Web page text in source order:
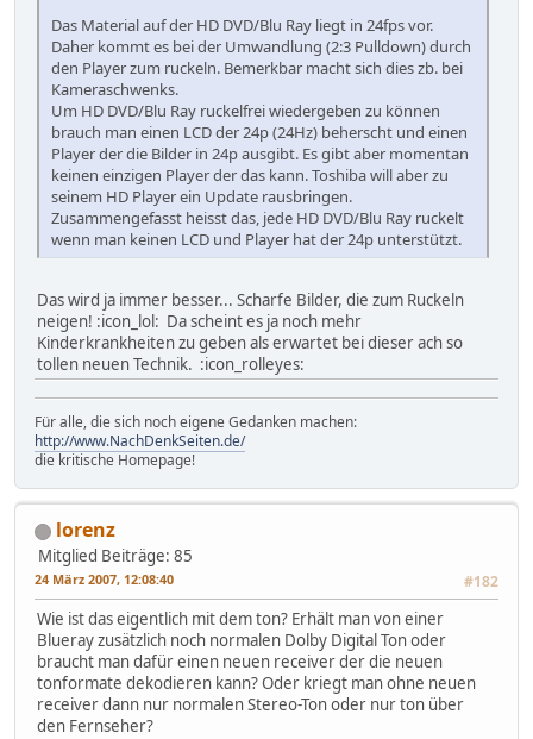
Das Material auf der HD DVD/Blu Ray liegt in 24fps vor.
Daher kommt es bei der Umwandlung (2:3 Pulldown) durch
den Player zum ruckeln. Bemerkbar macht sich dies zb. bei
Kameraschwenks.
Um HD DVD/Blu Ray ruckelfrei wiedergeben zu können
brauch man einen LCD der 24p (24Hz) beherscht und einen
Player der die Bilder in 24p ausgibt. Es gibt aber momentan
keinen einzigen Player der das kann. Toshiba will aber zu
seinem HD Player ein Update rausbringen.
Zusammengefasst heisst das, jede HD DVD/Blu Ray ruckelt
wenn man keinen LCD und Player hat der 24p unterstützt.
Das wird ja immer besser... Scharfe Bilder, die zum Ruckeln
neigen! :icon_lol: Da scheint es ja noch mehr
Kinderkrankheiten zu geben als erwartet bei dieser ach so
tollen neuen Technik. :icon_rolleyes:
Für alle, die sich noch eigene Gedanken machen:
http://www.NachDenkSeiten.de/
die kritische Homepage!
lorenz
Mitglied Beiträge: 85
24 März 2007, 12:08:40 #182
Wie ist das eigentlich mit dem ton? Erhält man von einer
Blueray zusätzlich noch normalen Dolby Digital Ton oder
braucht man dafür einen neuen receiver der die neuen
tonformate dekodieren kann? Oder kriegt man ohne neuen
receiver dann nur normalen Stereo-Ton oder nur ton über
den Fernseher?